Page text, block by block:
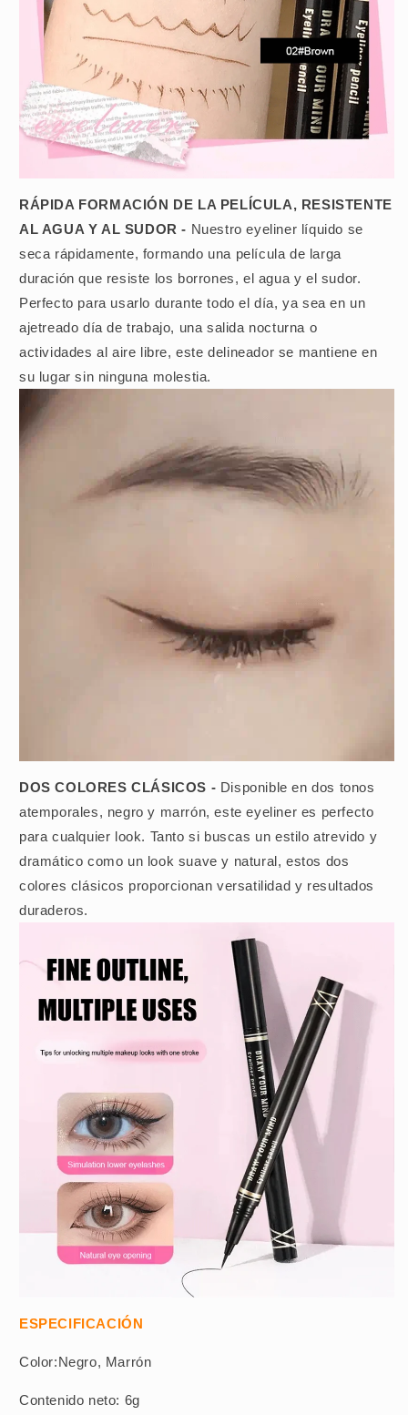
RÁPIDA FORMACIÓN DE LA PELÍCULA, RESISTENTE
AL AGUA Y AL SUDOR - Nuestro eyeliner líquido se
seca rápidamente, formando una película de larga
duración que resiste los borrones, el agua y el sudor.
Perfecto para usarlo durante todo el día, ya sea en un
ajetreado día de trabajo, una salida nocturna o
actividades al aire libre, este delineador se mantiene en
su lugar sin ninguna molestia.
DOS COLORES CLÁSICOS - Disponible en dos tonos
atemporales, negro y marrón, este eyeliner es perfecto
para cualquier look. Tanto si buscas un estilo atrevido y
dramático como un look suave y natural, estos dos
colores clásicos proporcionan versatilidad y resultados
duraderos.
ESPECIFICACIÓN
Color:Negro, Marrón
Contenido neto: 6g